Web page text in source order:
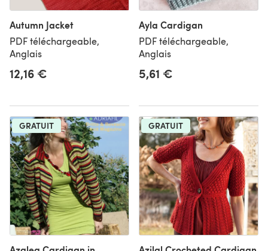
Autumn Jacket
PDF téléchargeable,
Anglais
12,16 €
Ayla Cardigan
PDF téléchargeable,
Anglais
5,61 €
GRATUIT GRATUIT